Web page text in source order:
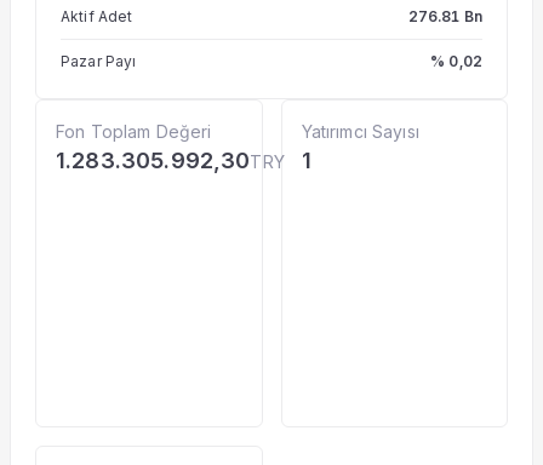
Aktif Adet 276.81 Bn
Pazar Payı % 0,02
Fon Toplam Değeri
1.283.305.992,30TRY
Yatırımcı Sayısı
1